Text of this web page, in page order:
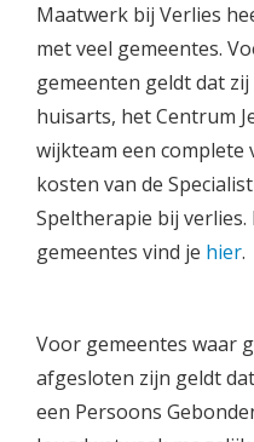
Maatwerk bij Verlies
met veel gemeentes.
gemeenten geldt dat
huisarts, het Centrum
wijkteam een
kosten van de
Speltherapie bij verlies.
gemeentes vind je hier.
Voor gemeentes waar
afgesloten zijn geldt
een Persoons